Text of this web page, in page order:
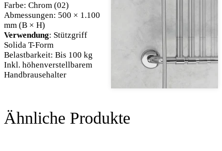
Farbe: Chrom (02)
Abmessungen: 500 × 1.100
mm (B × H)
Verwendung: Stützgriff
Solida T-Form
Belastbarkeit: Bis 100 kg
Inkl. höhenverstellbarem
Handbrausehalter
Ähnliche Produkte